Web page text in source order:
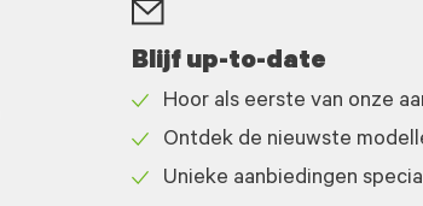
Blijf up-to-date
icon
Hoor als eerste van onze
icon
Ontdek de nieuwste
Unieke aanbiedingen